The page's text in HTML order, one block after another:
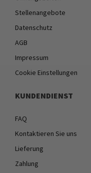
Stellenangebote
Datenschutz
AGB
Impressum
Cookie Einstellungen
KUNDENDIENST
FAQ
Kontaktieren Sie uns
Lieferung
Zahlung